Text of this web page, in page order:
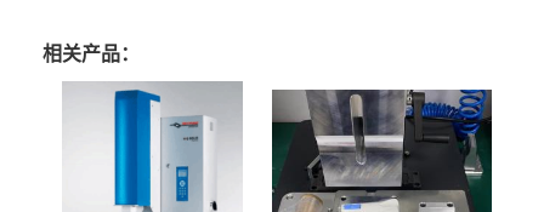
相关产品：